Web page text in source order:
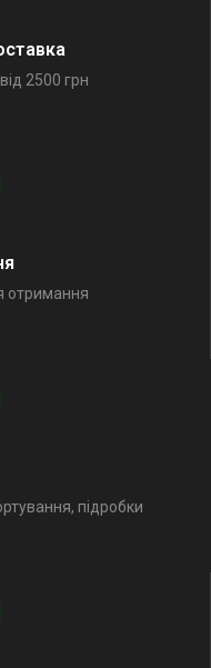
2500 грн
отримання
підробки